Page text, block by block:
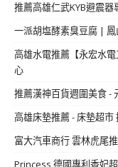
推薦高雄仁武KYB避震
一派胡塩酵素臭豆腐 |
高雄水電推薦【永宏水
心
推薦漢神百貨週圍美食 -
高雄床墊推薦 - 床墊超
富大汽車商行 雲林虎尾
Princess 德國專利香妃